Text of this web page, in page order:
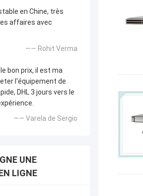
en Chine, très
affaires avec
—— Rohit Verma
bon prix, il est ma
l'équipement de
DHL 3 jours vers le
—— Varela de Sergio
UNE
LIGNE